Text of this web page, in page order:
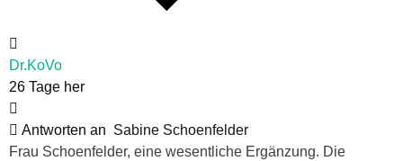
Dr.KoVo
26 Tage her
Antworten an Sabine Schoenfelder
Frau Schoenfelder, eine wesentliche Ergänzung. Die